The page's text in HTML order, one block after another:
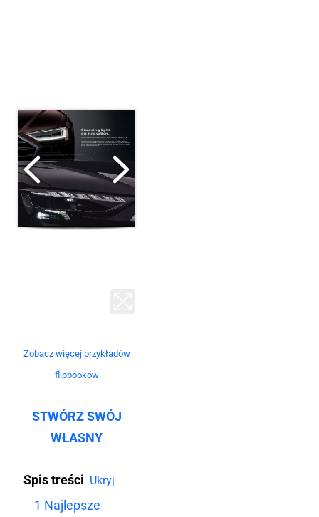
Zobacz więcej przykładów
flipbooków
STWÓRZ SWÓJ
WŁASNY
Spis treści Ukryj
1 Najlepsze